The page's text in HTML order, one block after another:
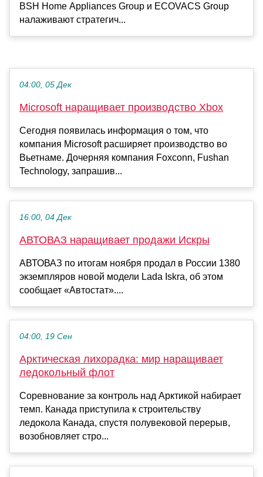
BSH Home Appliances Group и ECOVACS Group
налаживают стратегич...
04:00, 05 Дек
Microsoft наращивает производство Xbox
Сегодня появилась информация о том, что
компания Microsoft расширяет производство во
Вьетнаме. Дочерняя компания Foxconn, Fushan
Technology, запрашив...
16:00, 04 Дек
АВТОВАЗ наращивает продажи Искры
АВТОВАЗ по итогам ноября продал в России 1380
экземпляров новой модели Lada Iskra, об этом
сообщает «Автостат»....
04:00, 19 Сен
Арктическая лихорадка: мир наращивает
ледокольный флот
Соревнование за контроль над Арктикой набирает
темп. Канада приступила к строительству
ледокола Канада, спустя полувековой перерыв,
возобновляет стро...